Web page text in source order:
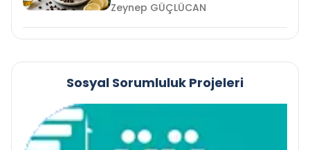
Zeynep GÜÇLÜCAN
Sosyal Sorumluluk Projeleri